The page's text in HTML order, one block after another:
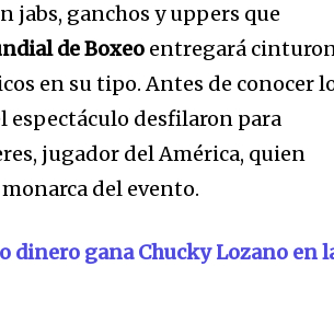
jabs, ganchos y uppers que
de Boxeo entregará
en su tipo. Antes de conocer
espectáculo desfilaron para
jugador del América, quien
del evento.
dinero gana Chucky Lozano en